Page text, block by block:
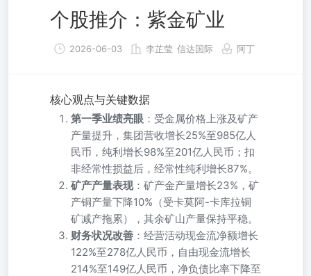
个股推介：紫金矿业
2026-06-03 李芷莹 信达国际 阿丁
核心观点与关键数据
第一季业绩亮眼 ：受金属价格上涨及矿产
产量提升，集团营收增长25%至985亿人
民币，纯利增长98%至201亿人民币；扣
非经常性损益后，经常性纯利增长87%。
矿产产量表现：矿产金产量增长23%，矿
产铜产量下降10%（受卡莫阿-卡库拉铜
矿减产拖累），其余矿山产量保持平稳。
财务状况改善 ：经营活动现金流净额增长
122%至278亿人民币，自由现金流增长
214%至149亿人民币，净负债比率下降至